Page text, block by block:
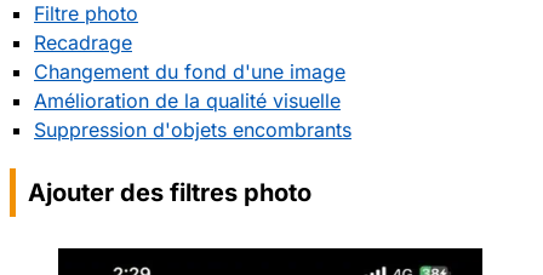
Filtre photo
Recadrage
Changement du fond d'une image
Amélioration de la qualité visuelle
Suppression d'objets encombrants
Ajouter des filtres photo